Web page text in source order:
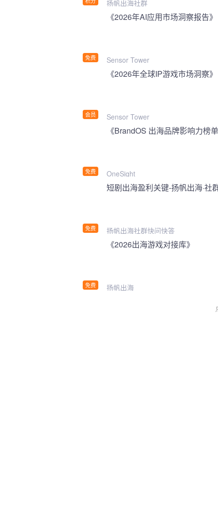
扬帆出海社群
免费
《2026年AI应用市场洞察报告》
Sensor Tower
会员
《2026年全球IP游戏市场洞察》
Sensor Tower
免费
《BrandOS 出海品牌影响力榜
OneSight
免费
短剧出海盈利关键-扬帆出海·社
扬帆出海社群快问快答
免费
《2026出海游戏对接库》
扬帆出海